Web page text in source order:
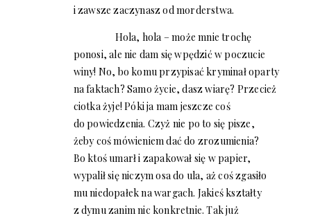
i zawsze zaczynasz od morderstwa.
Hola, hola – może mnie trochę
ponosi, ale nie dam się wpędzić w poczucie
winy! No, bo komu przypisać kryminał oparty
na faktach? Samo życie, dasz wiarę? Przecież
ciotka żyje! Póki ja mam jeszcze coś
do powiedzenia. Czyż nie po to się pisze,
żeby coś mówieniem dać do zrozumienia?
Bo ktoś umarł i zapakował się w papier,
wypalił się niczym osa do ula, aż coś zgasiło
mu niedopałek na wargach. Jakieś kształty
z dymu zanim nic konkretnie. Tak już